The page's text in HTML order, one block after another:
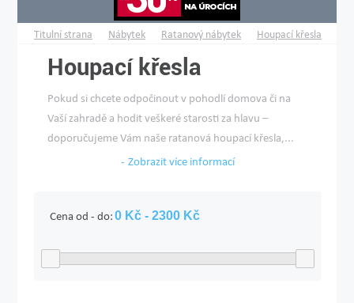
Titulní strana Nábytek Ratanový nábytek Houpací křesla
Houpací křesla
Pokud si chcete odpočinout v pohodlí domova či na
Vaší zahradě a hodit veškeré starosti za hlavu –
doporučujeme Vám naše ratanová houpací křesla,...
Zobrazit více informací
Cena od - do: